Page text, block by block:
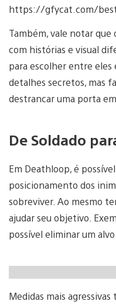
https://gfycat.com/
Também, vale notar que
com histórias e visual
para escolher entre eles
detalhes secretos, mas
destrancar uma porta
De Soldado
Em Deathloop, é
posicionamento dos
sobreviver. Ao mesmo
ajudar seu objetivo.
possível eliminar um
Medidas mais